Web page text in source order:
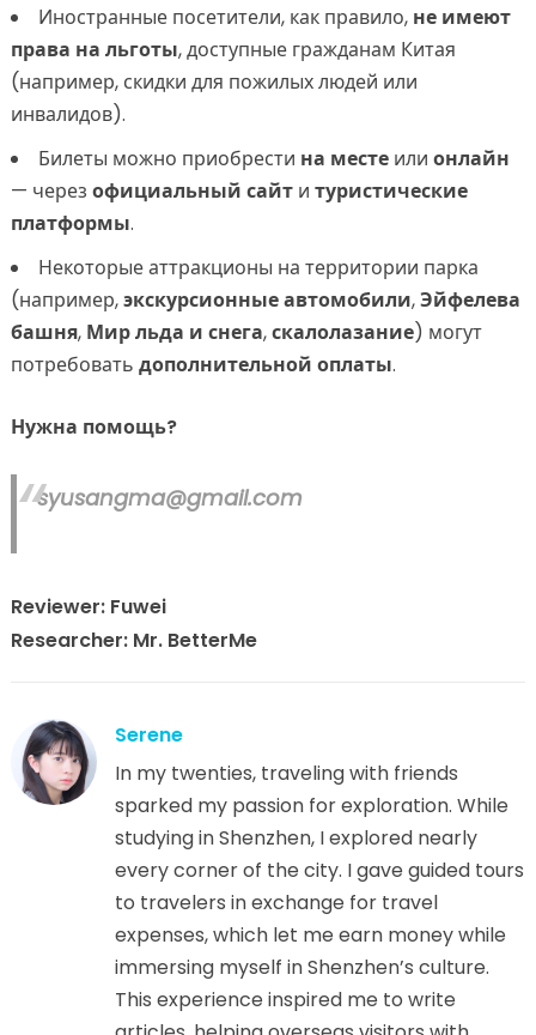
Иностранные посетители, как правило, не имеют
права на льготы, доступные гражданам Китая
(например, скидки для пожилых людей или
инвалидов).
Билеты можно приобрести на местеили онлайн
— через официальный сайти туристические
платформы.
Некоторые аттракционы на территории парка
(например,экскурсионные автомобили,Эйфелева
башня, Мир льда и снега,скалолазание) могут
потребовать дополнительной оплаты.
Нужна помощь?
syusangma@gmail.com
Reviewer: Fuwei
Researcher: Mr. BetterMe
Serene
In my twenties, traveling with friends
sparked my passion for exploration. While
studying in Shenzhen, I explored nearly
every corner of the city. I gave guided tours
to travelers in exchange for travel
expenses, which let me earn money while
immersing myself in Shenzhen’s culture.
This experience inspired me to write